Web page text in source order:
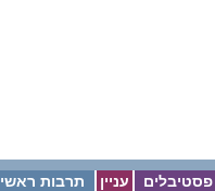
תרבות ראשי עניין פסטיבלים